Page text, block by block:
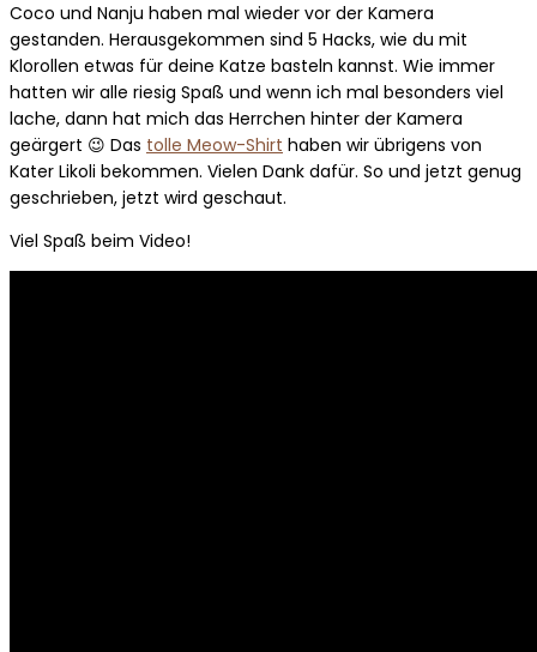
Coco und Nanju haben mal wieder vor der Kamera
gestanden. Herausgekommen sind 5 Hacks, wie du mit
Klorollen etwas für deine Katze basteln kannst. Wie immer
hatten wir alle riesig Spaß und wenn ich mal besonders viel
lache, dann hat mich das Herrchen hinter der Kamera
geärgert 😉 Das tolle Meow-Shirt haben wir übrigens von
Kater Likoli bekommen. Vielen Dank dafür. So und jetzt genug
geschrieben, jetzt wird geschaut.
Viel Spaß beim Video!